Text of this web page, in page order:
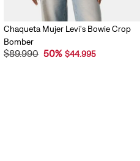
Chaqueta Mujer Levi's Bowie Crop
Bomber
$89.990 50% $44.995